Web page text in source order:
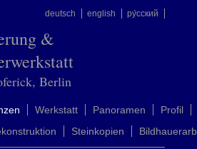
deutsch english ру́сский
&
Berlin
Werkstatt Panoramen
Profil
Steinkopien